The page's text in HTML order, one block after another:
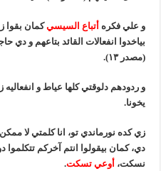
و علي فكره أتباع السيسيكمان بقوا
بياخدوا انفعالات القائد بتاعهم و
(مصدر ١٣).
و ردودهم دلوقتي كلها عياط و
يخونا.
زي كده نورماندي تو، انا كلمتي لا
دي، كمان بيقولوا انتم آخركم
نسكت، أوعي تسكت.